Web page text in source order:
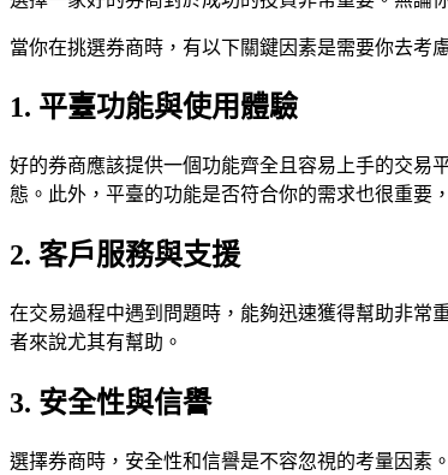
當你在挑選券商時，有以下關鍵因素是需要你去考
1. 平臺功能與使用體驗
好的券商應該提供一個功能齊全且容易上手的交易
態。此外，平臺的功能是否符合你的需求也很重要
2. 客戶服務與支援
在交易過程中遇到問題時，能夠迅速獲得幫助非常
者來說尤其有幫助。
3. 安全性與信譽
選擇券商時，安全性和信譽是不容忽視的考量因素